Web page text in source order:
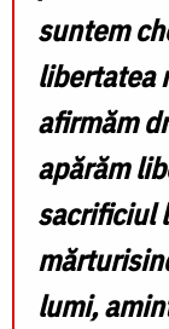
suntem
libertatea
afirmăm
apărăm
sacrificiul
lumi,